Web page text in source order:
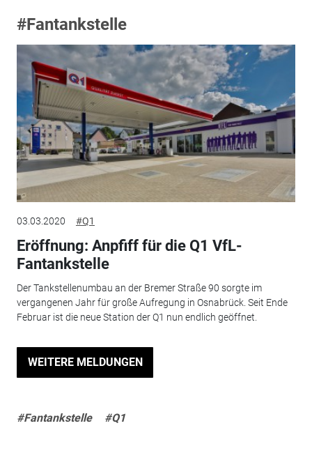
#Fantankstelle
03.03.2020 #Q1
Eröffnung: Anpfiff für die Q1 VfL-
Fantankstelle
Der Tankstellenumbau an der Bremer Straße 90 sorgte im
vergangenen Jahr für große Aufregung in Osnabrück. Seit Ende
Februar ist die neue Station der Q1 nun endlich geöffnet.
WEITERE MELDUNGEN
#Fantankstelle #Q1